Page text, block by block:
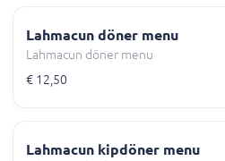
Lahmacun döner menu
Lahmacun döner menu
€ 12,50
Lahmacun kipdöner menu